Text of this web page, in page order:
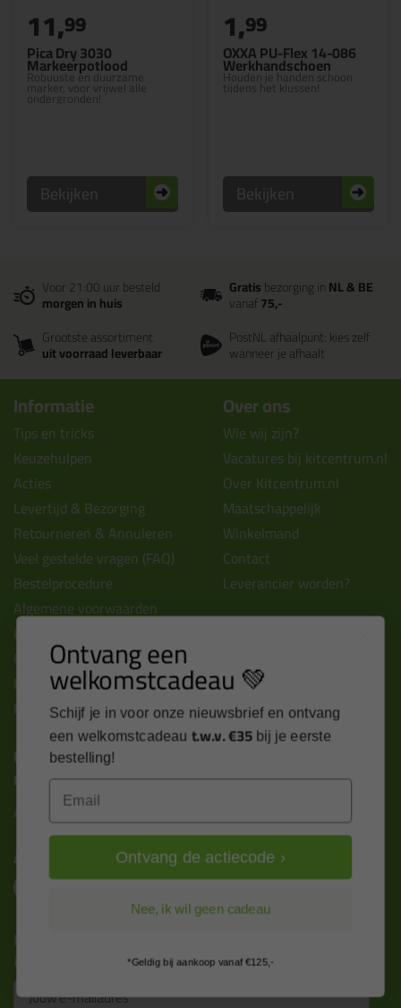
Pica Dry 3030
Markeerpotlood
Robuuste en duurzame
marker, voor vrijwel alle
ondergronden!
11,99
Bekijken
OXXA PU-Flex 14-086
Werkhandschoen
Houden je handen schoon
tijdens het klussen!
1,99
Bekijken
Voor 21:00 uur besteld
morgen in huis
Gratisbezorging inNL & BE
vanaf75,-
Grootste assortiment
uit voorraad leverbaar
PostNL afhaalpunt: kies zelf
wanneer je afhaalt
Informatie
Tips en tricks
Keuzehulpen
Acties
Levertijd & Bezorging
Retourneren & Annuleren
Veel gestelde vragen (FAQ)
Bestelprocedure
Algemene voorwaarden
Kitcentrum berichten
Cookies & privacy verklaring
Disclaimer
Kit cursus volgen
Over ons
Wie wij zijn?
Vacatures bij kitcentrum.nl
Over Kitcentrum.nl
Maatschappelijk
Winkelmand
Contact
Leverancier worden?
Contact
Kitcentrum B.V.
Alle contactgegevens >
Altijd op de hoogte blijven?
Nieuws, tips en exclusieve deals rechtstreeks in je
inbox
Email
Ontvang een
welkomstcadeau 💚
Schijf je in voor onze nieuwsbrief en ontvang
een welkomstcadeau t.w.v. €35 bij je eerste
bestelling!
Ontvang de actiecode ›
Nee, ik wil geen cadeau
*Geldig bij aankoop vanaf €125,-